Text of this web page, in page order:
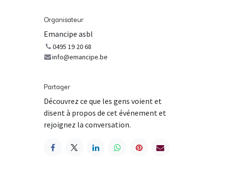
Organisateur
Emancipe asbl
0495 19 20 68
info@emancipe.be
Partager
Découvrez ce que les gens voient et
disent à propos de cet événement et
rejoignez la conversation.